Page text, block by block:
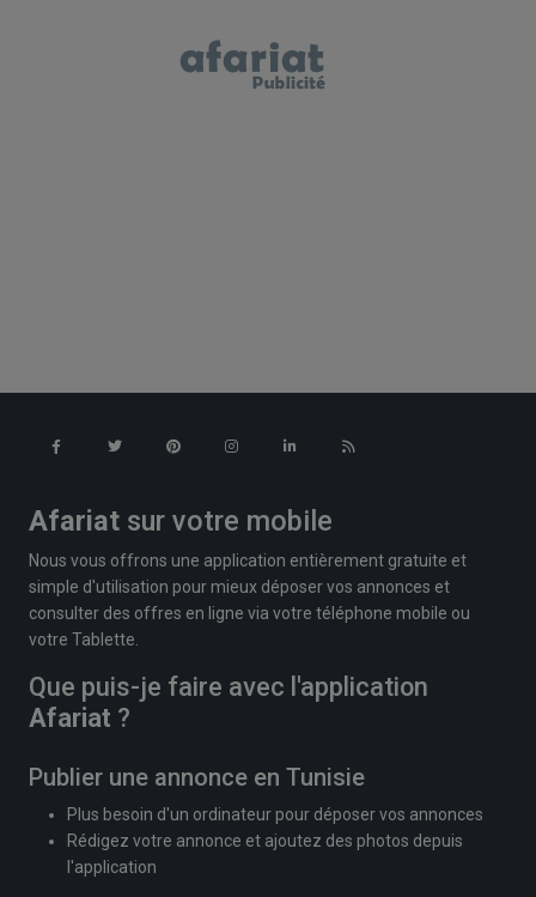
Afariat sur votre mobile
Nous vous offrons une application entièrement gratuite et
simple d'utilisation pour mieux déposer vos annonces et
consulter des offres en ligne via votre téléphone mobile ou
votre Tablette.
Que puis-je faire avec l'application
Afariat ?
Publier une annonce en Tunisie
Plus besoin d'un ordinateur pour déposer vos annonces
Rédigez votre annonce et ajoutez des photos depuis
l'application